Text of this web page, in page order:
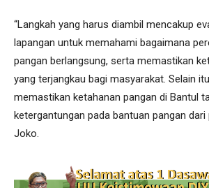
“Langkah yang harus diambil mencakup
lapangan untuk memahami bagaimana
pangan berlangsung, serta memastikan
yang terjangkau bagi masyarakat. Selain
memastikan ketahanan pangan di Bantul
ketergantungan pada bantuan pangan dari
Joko.